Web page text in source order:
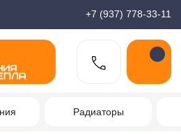
Радиаторы Водонагреватели